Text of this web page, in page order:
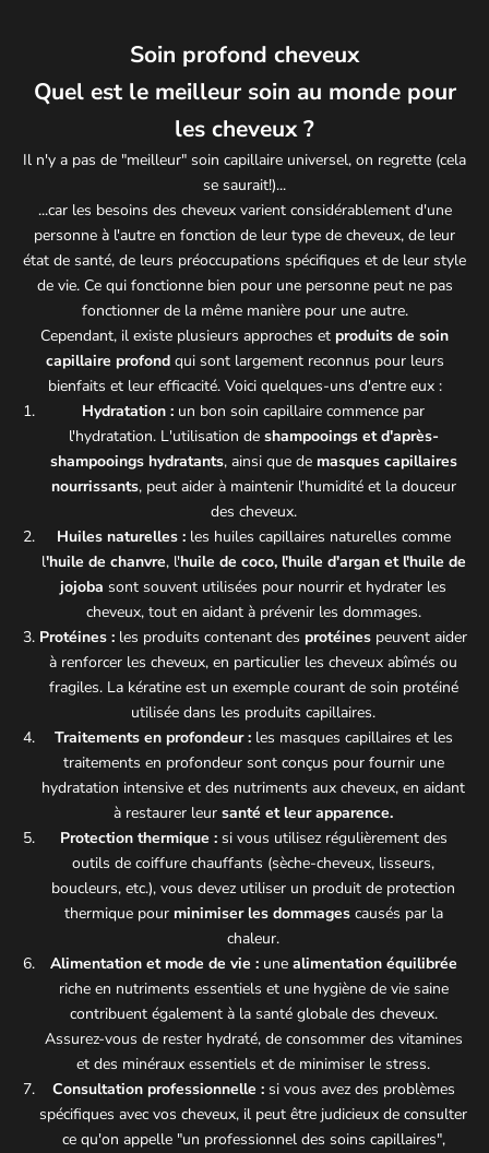
Soin profond cheveux
Quel est le meilleur soin au monde pour
les cheveux ?
Il n'y a pas de "meilleur" soin capillaire universel, on regrette (cela
se saurait!)...
...car les besoins des cheveux varient considérablement d'une
personne à l'autre en fonction de leur type de cheveux, de leur
état de santé, de leurs préoccupations spécifiques et de leur style
de vie. Ce qui fonctionne bien pour une personne peut ne pas
fonctionner de la même manière pour une autre.
Cependant, il existe plusieurs approches et produits de soin
capillaire profondqui sont largement reconnus pour leurs
bienfaits et leur efficacité. Voici quelques-uns d'entre eux :
Hydratation : un bon soin capillaire commence par
l'hydratation. L'utilisation de shampooingset d'après-
shampooingshydratants, ainsi que de masques capillaires
nourrissants, peut aider à maintenir l'humidité et la douceur
des cheveux.
Huiles naturelles :les huiles capillaires naturelles comme
l'huile de chanvre, l'huile de coco, l'huile d'argan et l'huile de
jojoba sont souvent utilisées pour nourrir et hydrater les
cheveux, tout en aidant à prévenir les dommages.
Protéines : les produits contenant des protéines peuvent aider
à renforcer les cheveux, en particulier les cheveux abîmés ou
fragiles. La kératine est un exemple courant de soin protéiné
utilisée dans les produits capillaires.
Traitements en profondeur :les masques capillaires et les
traitements en profondeur sont conçus pour fournir une
hydratation intensive et des nutriments aux cheveux, en aidant
à restaurer leur santé et leur apparence.
Protection thermique :si vous utilisez régulièrement des
outils de coiffure chauffants (sèche-cheveux, lisseurs,
boucleurs, etc.), vous devez utiliser un produit de protection
thermique pour minimiser les dommagescausés par la
chaleur.
Alimentation et mode de vie :une alimentation équilibrée
riche en nutriments essentiels et une hygiène de vie saine
contribuent également à la santé globale des cheveux.
Assurez-vous de rester hydraté, de consommer des vitamines
et des minéraux essentiels et de minimiser le stress.
Consultation professionnelle :si vous avez des problèmes
spécifiques avec vos cheveux, il peut être judicieux de consulter
ce qu'on appelle "un professionnel des soins capillaires",